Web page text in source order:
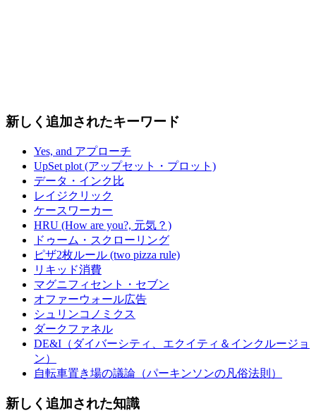
新しく追加されたキーワード
Yes, and アプローチ
UpSet plot (アップセット・プロット)
データ・インク比
レイジクリック
ケースワーカー
HRU (How are you?, 元気？)
ドゥーム・スクローリング
ピザ2枚ルール (two pizza rule)
リキッド消費
マグニフィセント・セブン
オファーウォール広告
シュリンコノミクス
ダークファネル
DE&I（ダイバーシティ、エクイティ＆インクルージョ
ン）
自転車置き場の議論（パーキンソンの凡俗法則）
新しく追加された知識